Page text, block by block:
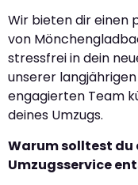
Wir bieten dir einen
von
stressfrei in dein
unserer
engagierten Team
deines Umzugs.
Warum solltest
Umzugsservice